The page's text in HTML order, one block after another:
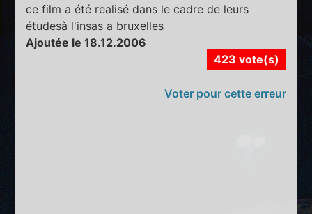
ce film a été realisé dans le cadre de leurs
étudesà l'insas a bruxelles
Ajoutée le 18.12.2006
423 vote(s)
Voter pour cette erreur